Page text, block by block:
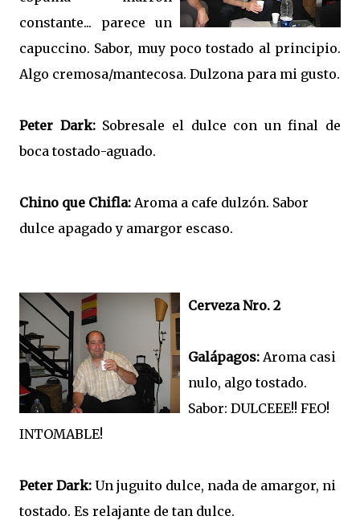
constante... parece un
capuccino. Sabor, muy poco tostado al principio.
Algo cremosa/mantecosa. Dulzona para mi gusto.
Peter Dark:Sobresale el dulce con un final de
boca tostado-aguado.
Chino que Chifla: Aroma a cafe dulzón. Sabor
dulce apagado y amargor escaso.
Cerveza Nro. 2
Galápagos: Aroma casi
nulo, algo tostado.
Sabor: DULCEEE!! FEO!
INTOMABLE!
Peter Dark: Un juguito dulce, nada de amargor, ni
tostado. Es relajante de tan dulce.